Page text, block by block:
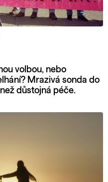
volbou, nebo
Mrazivá sonda do
důstojná péče.